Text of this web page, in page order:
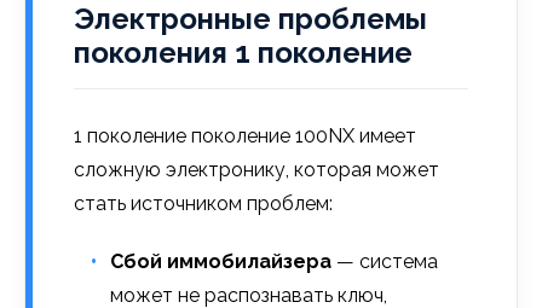
Электронные проблемы
поколения 1 поколение
1 поколение поколение 100NX имеет
сложную электронику, которая может
стать источником проблем:
Сбой иммобилайзера — система
может не распознавать ключ,